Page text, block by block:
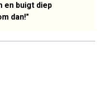
en buigt diep
dan!"